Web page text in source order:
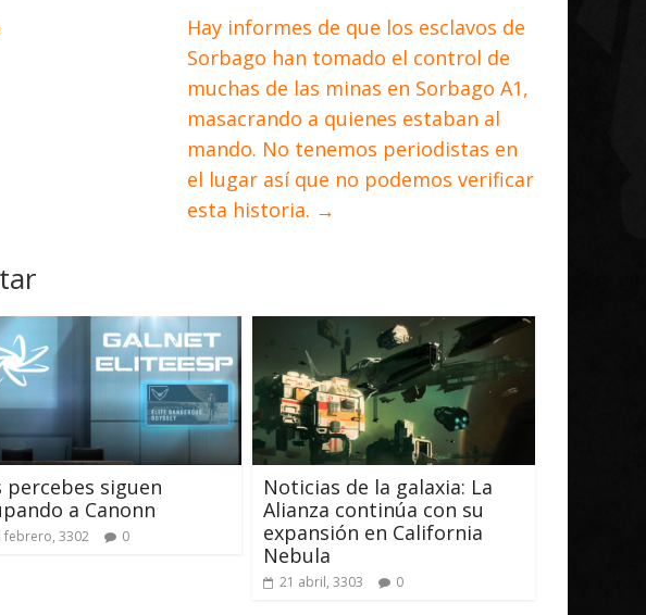
Hay informes de que los esclavos de
Sorbago han tomado el control de
muchas de las minas en Sorbago A1,
masacrando a quienes estaban al
mando. No tenemos periodistas en
el lugar así que no podemos verificar
esta historia. →
percebes siguen
a Canonn
febrero, 3302 0
Noticias de la galaxia: La
Alianza continúa con su
expansión en California
Nebula
21 abril, 3303 0